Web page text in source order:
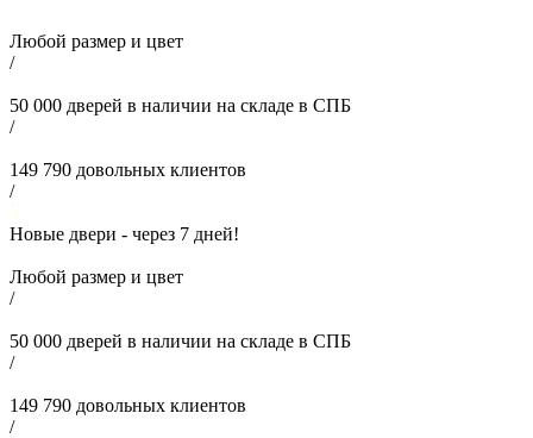
Любой размер и цвет
/
50 000 дверей в наличии на складе в СПБ
/
149 790 довольных клиентов
/
Новые двери - через 7 дней!
Любой размер и цвет
/
50 000 дверей в наличии на складе в СПБ
/
149 790 довольных клиентов
/